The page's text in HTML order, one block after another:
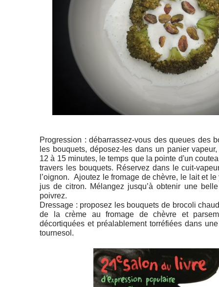
Progression : débarrassez-vous des queues des
les bouquets, déposez-les dans un panier
12 à 15 minutes, le temps que la pointe d'un
travers les bouquets. Réservez dans le cuit-
l’oignon. Ajoutez le fromage de chèvre, le lait et
jus de citron. Mélangez jusqu’à obtenir une
poivrez.
Dressage : proposez les bouquets de brocoli
de la crème au fromage de chèvre et
décortiquées et préalablement torréfiées dans
tournesol.